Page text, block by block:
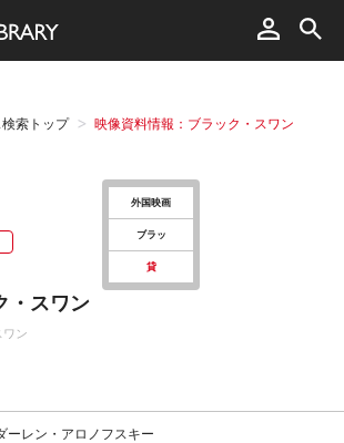
索トップ 映像資料情報：ブラック・スワン
外国映画
ブラッ
貸
・スワン
ワン
ーレン・アロノフスキー